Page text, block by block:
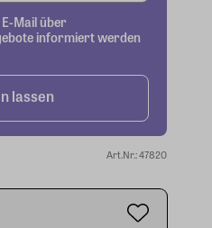
Mail über
informiert werden
lassen
Art.Nr.: 47820